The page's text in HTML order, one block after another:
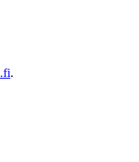
.